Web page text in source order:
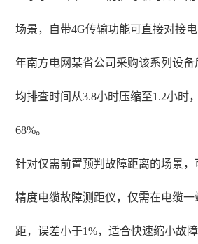
场景，自带4G传输功能可直接对接
年南方电网某省公司采购该系列设
均排查时间从3.8小时压缩至1.2小时
68%。
针对仅需前置预判故障距离的场景
精度电缆故障测距仪，仅需在电缆一
距，误差小于1%，适合快速缩小故